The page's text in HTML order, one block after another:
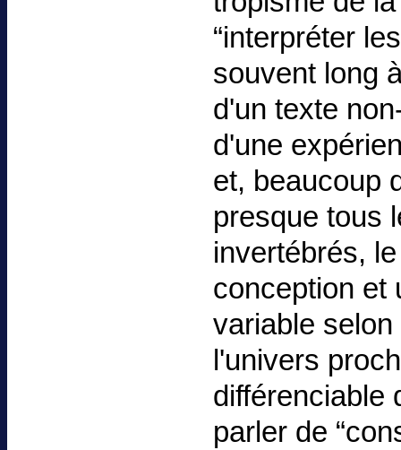
“interpréter
souvent long
d'un texte
d'une
et, beaucoup
presque tous
invertébrés,
conception et
variable
l'univers
différenciable
parler de